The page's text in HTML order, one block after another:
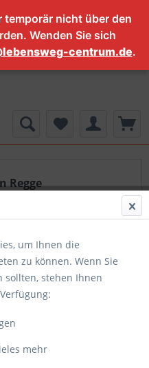
temporär nicht über den
Wenden Sie sich
centrum.de.
Regge
um Ihnen die
zu können. Wenn Sie
stehen Ihnen
mehr